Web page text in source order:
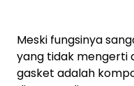
Meski fungsinya
yang tidak mengerti
gasket adalah